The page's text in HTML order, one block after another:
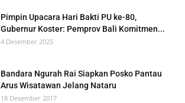
Pimpin Upacara Hari Bakti PU ke-80,
Gubernur Koster: Pemprov Bali Komitmen...
4 Desember 2025
Bandara Ngurah Rai Siapkan Posko Pantau
Arus Wisatawan Jelang Nataru
18 Desember 2017